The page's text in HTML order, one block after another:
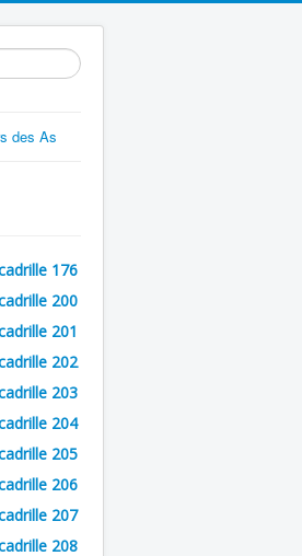
des As
176
200
201
202
203
204
205
206
207
208